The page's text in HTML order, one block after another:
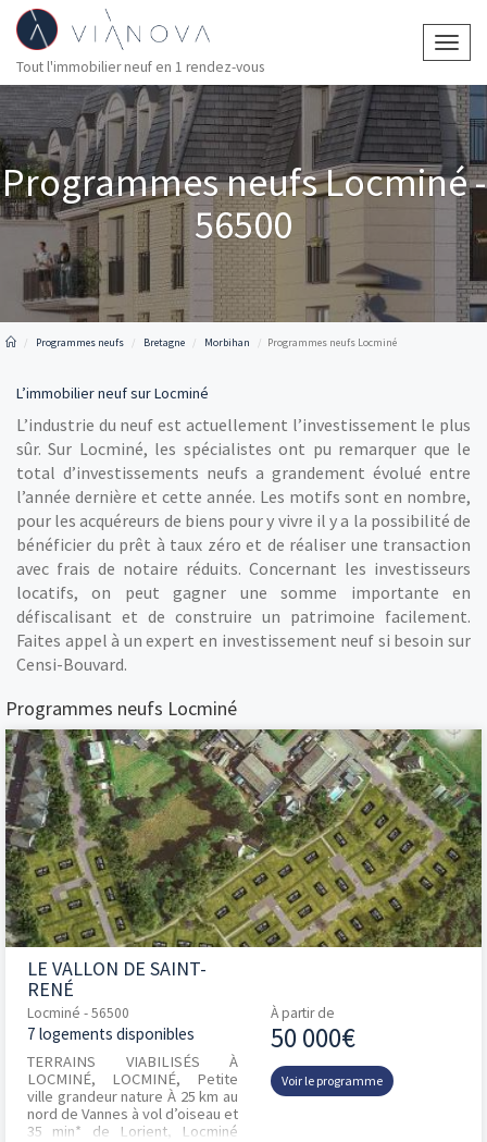
Tout l'immobilier neuf en 1 rendez-vous
Programmes neufs Locminé -
56500
Programmes neufs Bretagne Morbihan Programmes neufs Locminé
L’immobilier neuf sur Locminé
L’industrie du neuf est actuellement l’investissement le plus
sûr. Sur Locminé, les spécialistes ont pu remarquer que le
total d’investissements neufs a grandement évolué entre
l’année dernière et cette année. Les motifs sont en nombre,
pour les acquéreurs de biens pour y vivre il y a la possibilité de
bénéficier du prêt à taux zéro et de réaliser une transaction
avec frais de notaire réduits. Concernant les investisseurs
locatifs, on peut gagner une somme importante en
défiscalisant et de construire un patrimoine facilement.
Faites appel à un expert en investissement neuf si besoin sur
Censi-Bouvard.
Programmes neufs Locminé
LE VALLON DE SAINT-
RENÉ
Locminé - 56500
7 logements disponibles
TERRAINS VIABILISÉS À
LOCMINÉ, LOCMINÉ, Petite
ville grandeur nature À 25 km au
nord de Vannes à vol d’oiseau et
35 min* de Lorient, Locminé
À partir de
50 000€
Voir le programme